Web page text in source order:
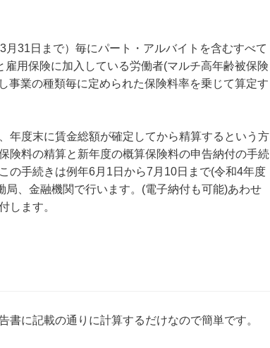
31日まで）毎にパート・アルバイトを含むすべて
用保険に加入している労働者(マルチ高年齢被保険
事業の種類毎に定められた保険料率を乗じて算定す
年度末に賃金総額が確定してから精算するという方
険料の精算と新年度の概算保険料の申告納付の手続
の手続きは例年6月1日から7月10日まで(令和4年度
、金融機関で行います。(電子納付も可能)あわせ
します。
に記載の通りに計算するだけなので簡単です。